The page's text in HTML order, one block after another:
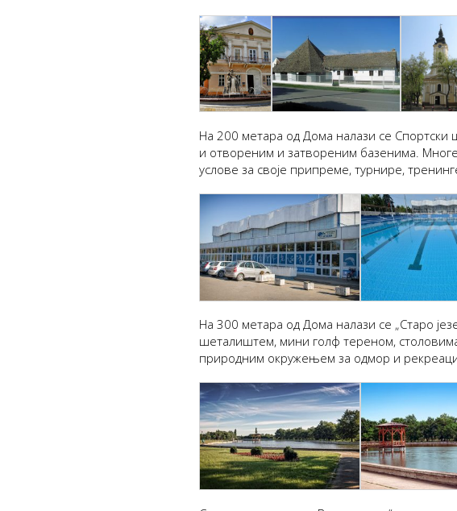
На 200 метара од Дома налази се Спортски
и отвореним и затвореним базенима.
услове за своје припреме, турнире,
На 300 метара од Дома налази се „Старо
шеталиштем, мини голф тереном,
природним окружењем за одмор и